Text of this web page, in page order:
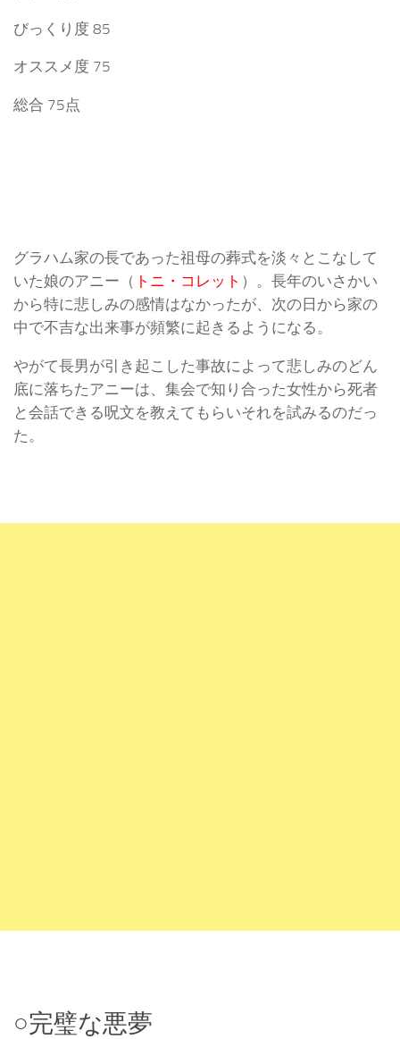
びっくり度 85
オススメ度 75
総合 75点
グラハム家の長であった祖母の葬式を淡々とこなして
いた娘のアニー（ トニ・コレット ）。長年のいさかい
から特に悲しみの感情はなかったが、次の日から家の
中で不吉な出来事が頻繁に起きるようになる。
やがて長男が引き起こした事故によって悲しみのどん
底に落ちたアニーは、集会で知り合った女性から死者
と会話できる呪文を教えてもらいそれを試みるのだっ
た。
○完璧な悪夢